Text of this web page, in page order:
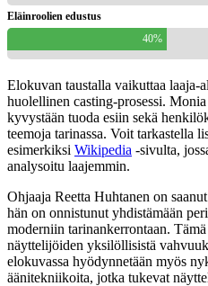
Eläinroolien edustus
40%
Elokuvan taustalla vaikuttaa laaja-
huolellinen casting-prosessi.
kyvystään tuoda esiin sekä
teemoja tarinassa. Voit tarkastella
esimerkiksi Wikipedia -sivulta,
analysoitu laajemmin.
Ohjaaja Reetta Huhtanen on
hän on onnistunut yhdistämään
moderniin tarinankerrontaan.
näyttelijöiden yksilöllisistä
elokuvassa hyödynnetään myös
äänitekniikoita, jotka tukevat